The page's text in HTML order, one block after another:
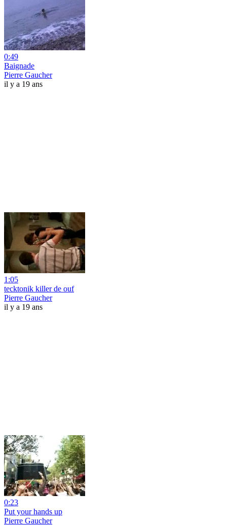
0:49
Baignade
Pierre Gaucher
il y a 19 ans
1:05
tecktonik killer de ouf
Pierre Gaucher
il y a 19 ans
0:23
Put your hands up
Pierre Gaucher